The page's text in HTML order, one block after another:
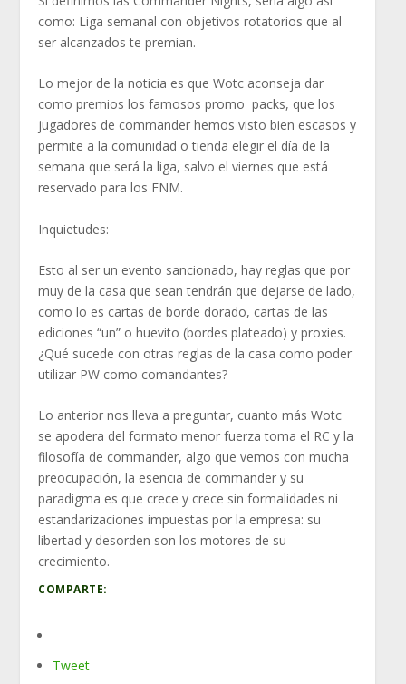
como: Liga semanal con objetivos rotatorios que al
ser alcanzados te premian.
Lo mejor de la noticia es que Wotc aconseja dar
como premios los famosos promo packs, que los
jugadores de commander hemos visto bien escasos y
permite a la comunidad o tienda elegir el día de la
semana que será la liga, salvo el viernes que está
reservado para los FNM.
Inquietudes:
Esto al ser un evento sancionado, hay reglas que por
muy de la casa que sean tendrán que dejarse de lado,
como lo es cartas de borde dorado, cartas de las
ediciones “un” o huevito (bordes plateado) y proxies.
¿Qué sucede con otras reglas de la casa como poder
utilizar PW como comandantes?
Lo anterior nos lleva a preguntar, cuanto más Wotc
se apodera del formato menor fuerza toma el RC y la
filosofía de commander, algo que vemos con mucha
preocupación, la esencia de commander y su
paradigma es que crece y crece sin formalidades ni
estandarizaciones impuestas por la empresa: su
libertad y desorden son los motores de su
crecimiento.
COMPARTE:
Tweet